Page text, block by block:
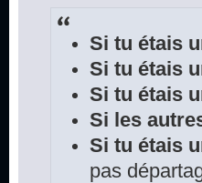
Si tu étais
Si tu étais
Si tu étais
Si les
Si tu étais
pas